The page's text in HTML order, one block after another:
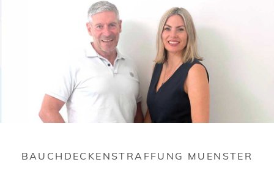
BAUCHDECKENSTRAFFUNG MUENSTER